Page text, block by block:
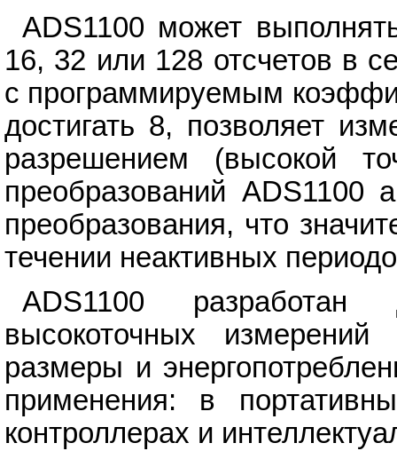
ADS1100 может
16, 32 или 128 отсчетов в
с программируемым
достигать 8, позволяет
разрешением (высокой
преобразований ADS1100
преобразования, что
течении неактивных
ADS1100
высокоточных
размеры и
применения: в
контроллерах и